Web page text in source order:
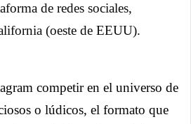
de redes sociales,
(oeste de EEUU).
competir en el universo de
o lúdicos, el formato que